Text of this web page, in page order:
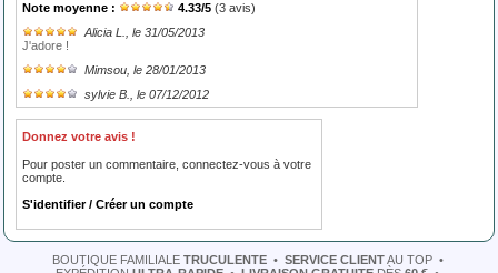
Note moyenne : 4.33/5 (3 avis)
Alicia L.
, le 31/05/2013
J'adore !
Mimsou , le 28/01/2013
sylvie B.
, le 07/12/2012
Donnez votre avis !
Pour poster un commentaire, connectez-vous à votre
compte.
S'identifier / Créer un compte
BOUTIQUE FAMILIALE TRUCULENTE• SERVICE CLIENTAU TOP•